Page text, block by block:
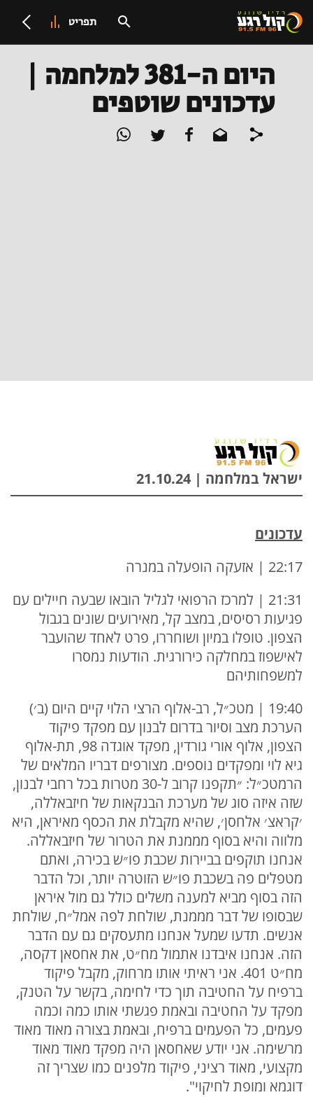
תפריט
היום ה-381 למלחמה |
עדכונים שוטפים
ישראל במלחמה | 21.10.24
עדכונים
22:17 | אזעקה הופעלה במנרה
21:31 | למרכז הרפואי לגליל הובאו שבעה חיילים עם
פגיעות רסיסים, במצב קל, מאירועים שונים בגבול
הצפון. טופלו במיון ושוחררו, פרט לאחד שהועבר
לאישפוז במחלקה כירורגית. הודעות נמסרו
למשפחותיהם
19:40 | מטכ״ל, רב-אלוף הרצי הלוי קיים היום (ב׳)
הערכת מצב וסיור בדרום לבנון עם מפקד פיקוד
הצפון, אלוף אורי גורדין, מפקד אוגדה 98, תת-אלוף
גיא לוי ומפקדים נוספים. מצורפים דבריו המלאים של
הרמטכ״ל: ״תקפנו קרוב ל-30 מטרות בכל רחבי לבנון,
שזה איזה סוג של מערכת הבנקאות של חיזבאללה,
׳קראצ׳ אלחסן׳, שהיא מקבלת את הכסף מאיראן, היא
מלווה והיא בסוף מממנת את הטרור של חיזבאללה.
אנחנו תוקפים בביירות שכבת פו״ש בכירה, ואתם
מטפלים פה בשכבת פו״ש הזוטרה יותר, וכל הדבר
הזה בסוף מביא למענה משלים כולל גם מול איראן
שבסופו של דבר מממנת, שולחת לפה אמל״ח, שולחת
אנשים. תדעו שמעל אנחנו מתעסקים גם עם הדבר
הזה. אנחנו איבדנו אתמול מח״ט, את אחסאן דקסה,
מח״ט 401. אני ראיתי אותו מרחוק, מקבל פיקוד
ברפיח על החטיבה תוך כדי לחימה, בקשר על הטנק,
מפקד על החטיבה ובאמת פגשתי אותו כמה וכמה
פעמים, כל הפעמים ברפיח, ובאמת בצורה מאוד מאוד
מרשימה. אני יודע שאחסאן היה מפקד מאוד מאוד
מקצועי, מאוד רציני, פיקוד מלפנים כמו שצריך זה
דוגמא ומופת לחיקוי".